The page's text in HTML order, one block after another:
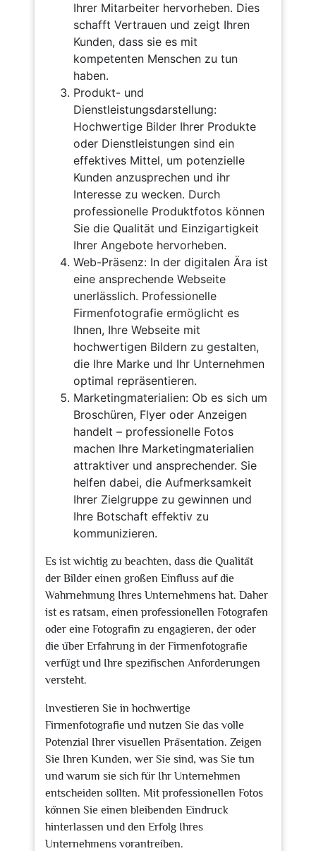
Ihrer Mitarbeiter hervorheben. Dies
schafft Vertrauen und zeigt Ihren
Kunden, dass sie es mit
kompetenten Menschen zu tun
haben.
Produkt- und
Dienstleistungsdarstellung:
Hochwertige Bilder Ihrer Produkte
oder Dienstleistungen sind ein
effektives Mittel, um potenzielle
Kunden anzusprechen und ihr
Interesse zu wecken. Durch
professionelle Produktfotos können
Sie die Qualität und Einzigartigkeit
Ihrer Angebote hervorheben.
Web-Präsenz: In der digitalen Ära ist
eine ansprechende Webseite
unerlässlich. Professionelle
Firmenfotografie ermöglicht es
Ihnen, Ihre Webseite mit
hochwertigen Bildern zu gestalten,
die Ihre Marke und Ihr Unternehmen
optimal repräsentieren.
Marketingmaterialien: Ob es sich um
Broschüren, Flyer oder Anzeigen
handelt – professionelle Fotos
machen Ihre Marketingmaterialien
attraktiver und ansprechender. Sie
helfen dabei, die Aufmerksamkeit
Ihrer Zielgruppe zu gewinnen und
Ihre Botschaft effektiv zu
kommunizieren.
Es ist wichtig zu beachten, dass die Qualität
der Bilder einen großen Einfluss auf die
Wahrnehmung Ihres Unternehmens hat. Daher
ist es ratsam, einen professionellen Fotografen
oder eine Fotografin zu engagieren, der oder
die über Erfahrung in der Firmenfotografie
verfügt und Ihre spezifischen Anforderungen
versteht.
Investieren Sie in hochwertige
Firmenfotografie und nutzen Sie das volle
Potenzial Ihrer visuellen Präsentation. Zeigen
Sie Ihren Kunden, wer Sie sind, was Sie tun
und warum sie sich für Ihr Unternehmen
entscheiden sollten. Mit professionellen Fotos
können Sie einen bleibenden Eindruck
hinterlassen und den Erfolg Ihres
Unternehmens vorantreiben.